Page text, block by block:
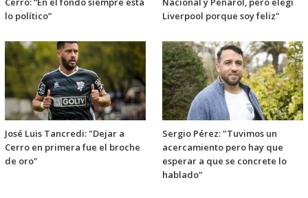
lo político”
Liverpool porque soy feliz"
José Luis Tancredi: "Dejar a
Cerro en primera fue el broche
de oro"
Sergio Pérez: "Tuvimos un
acercamiento pero hay que
esperar a que se concrete lo
hablado"